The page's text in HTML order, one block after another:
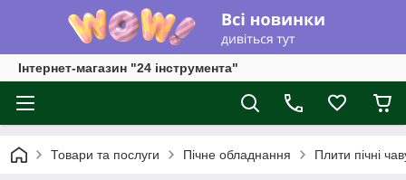
Інтернет-магазин "24 інструмента"
Товари та послуги Пічне обладнання Плити пічні